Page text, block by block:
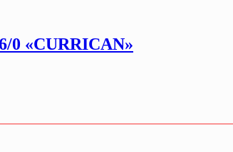
0 «CURRICAN»